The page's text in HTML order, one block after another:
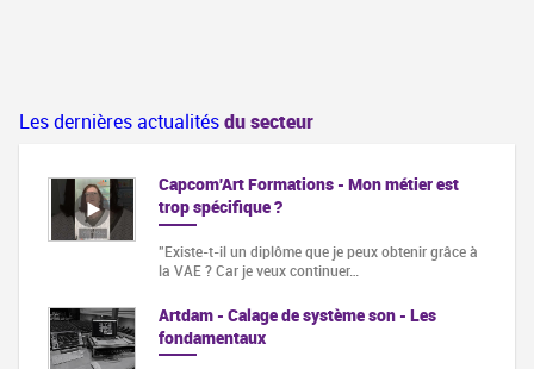
Les dernières actualitésdu secteur
Capcom'Art Formations - Mon métier est
trop spécifique ?
"Existe-t-il un diplôme que je peux obtenir grâce à
la VAE ? Car je veux continuer…
Artdam - Calage de système son - Les
fondamentaux